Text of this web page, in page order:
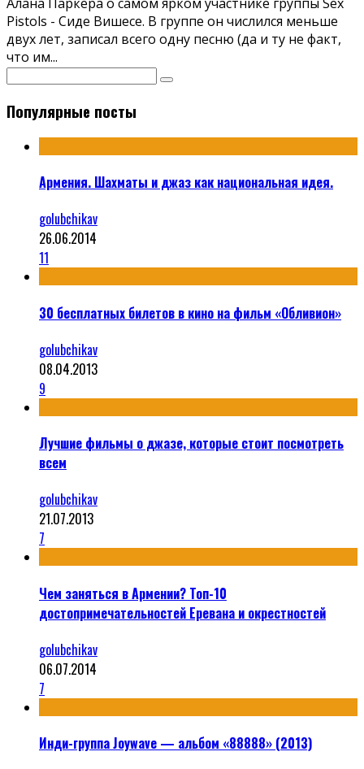
Алана Паркера о самом ярком участнике группы Sex
Pistols - Сиде Вишесе. В группе он числился меньше
двух лет, записал всего одну песню (да и ту не факт,
что им...
Популярные посты
Армения. Шахматы и джаз как национальная идея.
golubchikav
26.06.2014
11
30 бесплатных билетов в кино на фильм «Обливион»
golubchikav
08.04.2013
9
Лучшие фильмы о джазе, которые стоит посмотреть
всем
golubchikav
21.07.2013
7
Чем заняться в Армении? Топ-10
достопримечательностей Еревана и окрестностей
golubchikav
06.07.2014
7
Инди-группа Joywave — альбом «88888» (2013)